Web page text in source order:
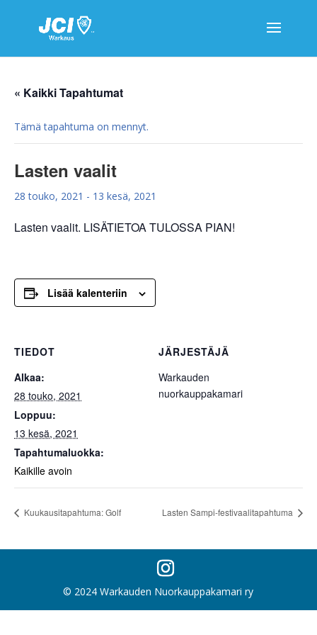
« Kaikki Tapahtumat
Tämä tapahtuma on mennyt.
Lasten vaalit
28 touko, 2021 - 13 kesä, 2021
Lasten vaalit. LISÄTIETOA TULOSSA PIAN!
Lisää kalenteriin
TIEDOT
Alkaa:
28 touko, 2021
Loppuu:
13 kesä, 2021
Tapahtumaluokka:
Kaikille avoin
JÄRJESTÄJÄ
Warkauden
nuorkauppakamari
Kuukausitapahtuma: Golf Lasten Sampi-festivaalitapahtuma
© 2024 Warkauden Nuorkauppakamari ry